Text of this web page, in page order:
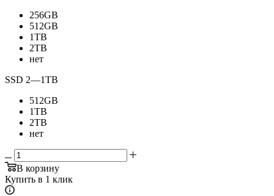
256GB
512GB
1TB
2TB
нет
SSD 2—1TB
512GB
1TB
2TB
нет
В корзину
Купить в 1 клик